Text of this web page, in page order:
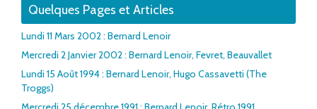
Quelques Pages et Articles
Lundi 11 Mars 2002 : Bernard Lenoir
Mercredi 2 Janvier 2002 : Bernard Lenoir, Fevret, Beauvallet
Lundi 15 Août 1994 : Bernard Lenoir, Hugo Cassavetti (The
Troggs)